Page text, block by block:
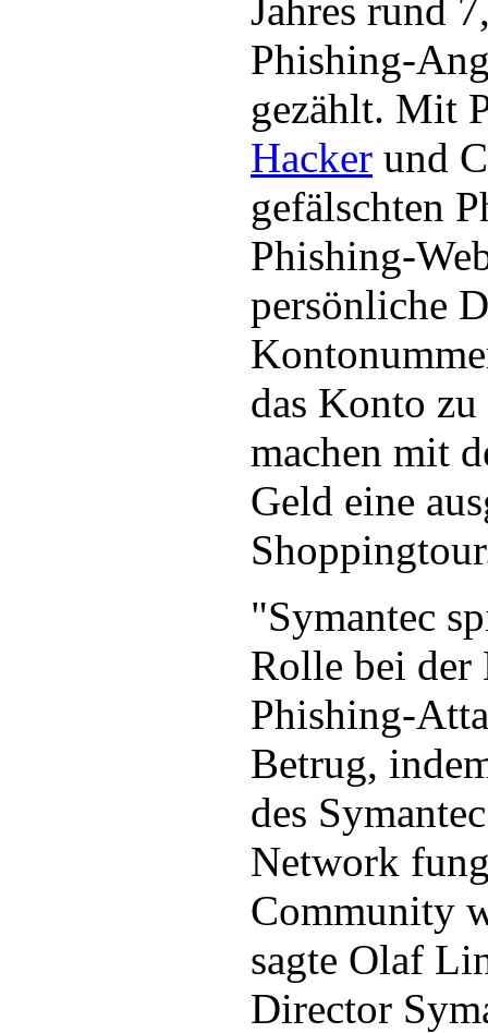
Jahres rund
Phishing-
gezählt. Mit
Hacker und
gefälschten
Phishing-
persönliche
das Konto
machen mit
Geld eine
"Symantec
Rolle bei der
Phishing-
Betrug,
des
Network
Community
sagte Olaf
Director